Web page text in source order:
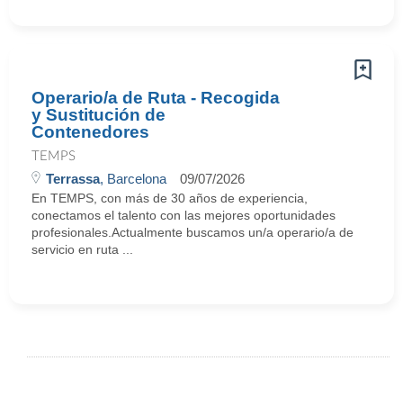
Operario/a de Ruta - Recogida
y Sustitución de
Contenedores
TEMPS
Terrassa, Barcelona 09/07/2026
En TEMPS, con más de 30 años de experiencia,
conectamos el talento con las mejores oportunidades
profesionales.Actualmente buscamos un/a operario/a de
servicio en ruta ...